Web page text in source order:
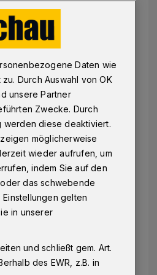
Daten wie
Durch Auswahl von OK
unsere Partner
Zwecke. Durch
werden diese deaktiviert.
möglicherweise
wieder aufrufen, um
indem Sie auf den
das schwebende
gelten
in unserer
und schließt gem. Art.
des EWR, z.B. in